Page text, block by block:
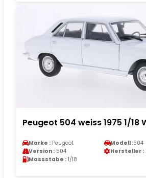
Peugeot 504 weiss 1975 1/18
Marke : Peugeot Modell :504
Version : 504 Hersteller :
Massstabe : 1/18